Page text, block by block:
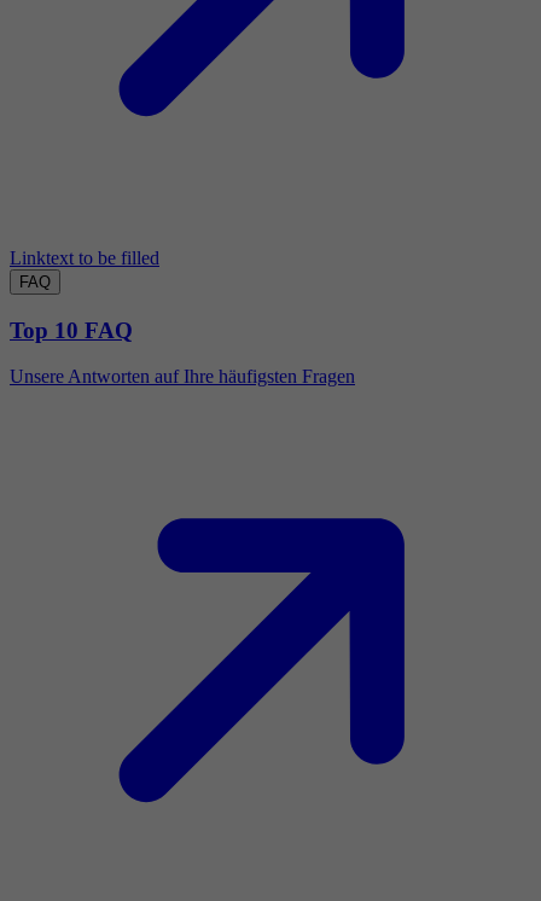
Linktext to be filled
FAQ
Top 10 FAQ
Unsere Antworten auf Ihre häufigsten Fragen